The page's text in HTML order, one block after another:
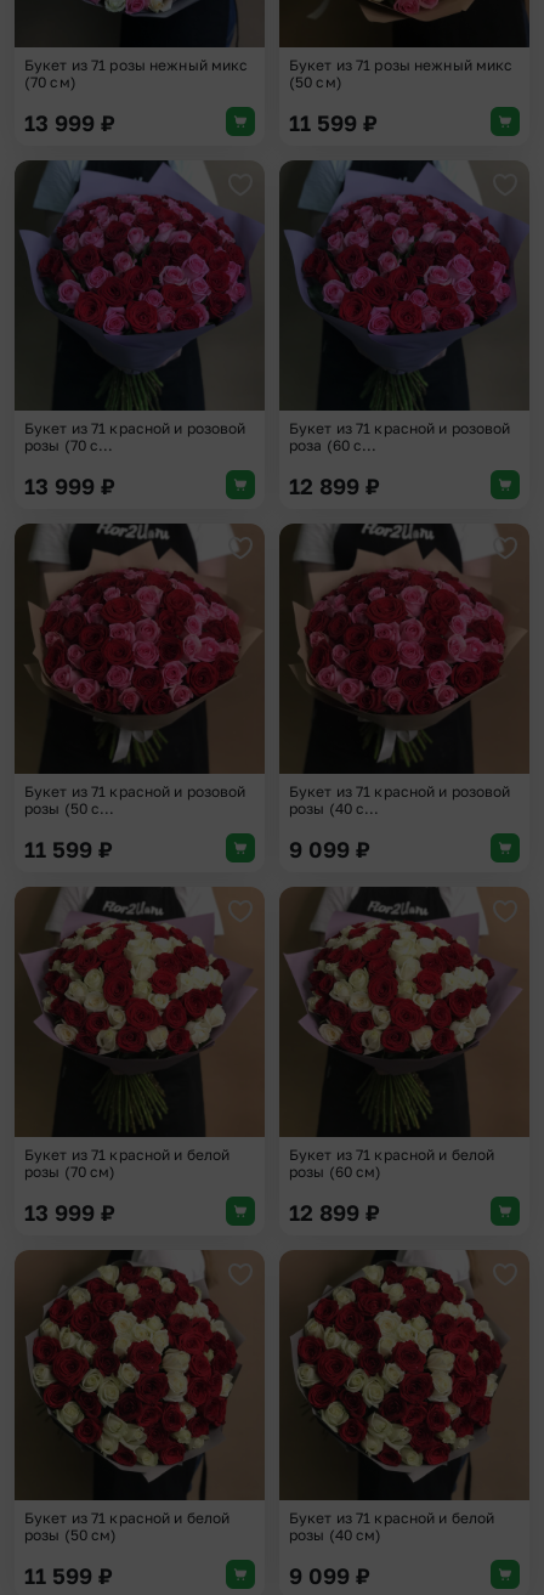
Букет из 71 розы нежный микс
(70 см)
13 999 ₽
Букет из 71 розы нежный микс
(50 см)
11 599 ₽
Добавить в избранное
Букет из 71 красной и розовой
розы (70 с...
13 999 ₽
Букет из 71 красной и розовой
роза (60 с...
12 899 ₽
Добавить в избранное
Букет из 71 красной и розовой
розы (50 с...
11 599 ₽
Букет из 71 красной и розовой
розы (40 с...
9 099 ₽
Добавить в избранное
Букет из 71 красной и белой
розы (70 см)
13 999 ₽
Букет из 71 красной и белой
розы (60 см)
12 899 ₽
Добавить в избранное
Букет из 71 красной и белой
розы (50 см)
11 599 ₽
Букет из 71 красной и белой
розы (40 см)
9 099 ₽